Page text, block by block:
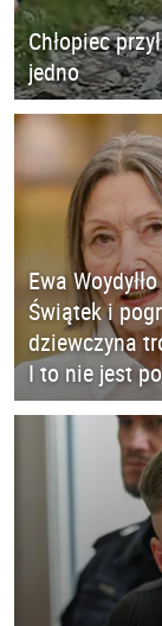
Chłopiec
jedno
Ewa
Świątek i
dziewczyna
I to nie jest